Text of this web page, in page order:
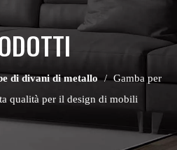
di divani di metallo / Gamba per
qualità per il design di mobili